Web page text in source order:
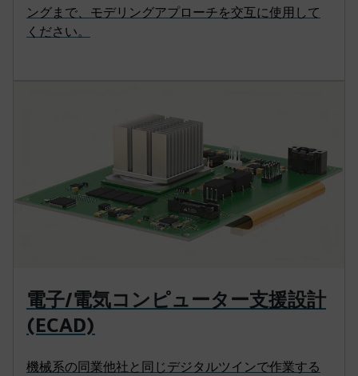
ングまで、モデリングアプローチを交互に使用して
ください。
電子/電気コンピューター支援設計
(ECAD)
機械系の同業他社と同じデジタルツインで作業する